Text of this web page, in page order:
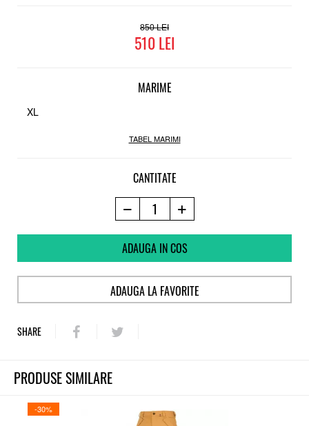
850
510
MARIME
XL
TABEL MARIMI
CANTITATE
ADAUGA IN COS
ADAUGA LA FAVORITE
SHARE
PRODUSE SIMILARE
-30%